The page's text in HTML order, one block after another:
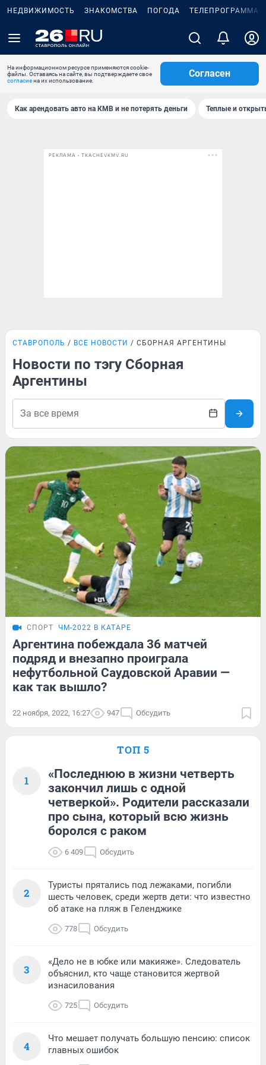
НЕДВИЖИМОСТЬ ЗНАКОМСТВА ПОГОДА ТЕЛЕПРОГРАММА
На информационном ресурсе применяются cookie-
файлы. Оставаясь на сайте, вы подтверждаете свое
согласиена их использование.
Согласен
Как арендовать авто на КМВ и не потерять деньги Теплые и
РЕКЛАМА • TKACHEVKMV.RU
СТАВРОПОЛЬ ВСЕ НОВОСТИ СБОРНАЯ АРГЕНТИНЫ
Новости по тэгу Сборная
Аргентины
СПОРТ ЧМ-2022 В КАТАРЕ
Аргентина побеждала 36 матчей
подряд и внезапно проиграла
нефутбольной Саудовской Аравии —
как так вышло?
22 ноября, 2022, 16:27 947 Обсудить
ТОП 5
1
«Последнюю в жизни четверть
закончил лишь с одной
четверкой». Родители рассказали
про сына, который всю жизнь
боролся с раком
6 409 Обсудить
2
Туристы прятались под лежаками, погибли
шесть человек, среди жертв дети: что известно
об атаке на пляж в Геленджике
778 Обсудить
3
«Дело не в юбке или макияже». Следователь
объяснил, кто чаще становится жертвой
изнасилования
725 Обсудить
4
Что мешает получать большую пенсию: список
главных ошибок